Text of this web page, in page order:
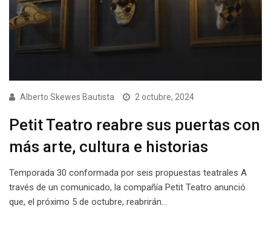
Alberto Skewes Bautista 2 octubre, 2024
Petit Teatro reabre sus puertas con
más arte, cultura e historias
Temporada 30 conformada por seis propuestas teatrales A
través de un comunicado, la compañía Petit Teatro anunció
que, el próximo 5 de octubre, reabrirán…